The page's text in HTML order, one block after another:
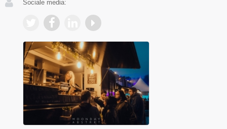
Sociale media: